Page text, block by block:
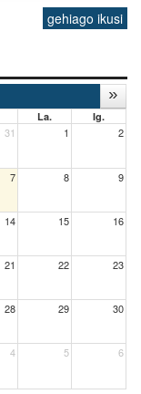
gehiago ikusi
La. Ig.
31 1 2
7 8 9
14 15 16
21 22 23
28 29 30
4 5 6